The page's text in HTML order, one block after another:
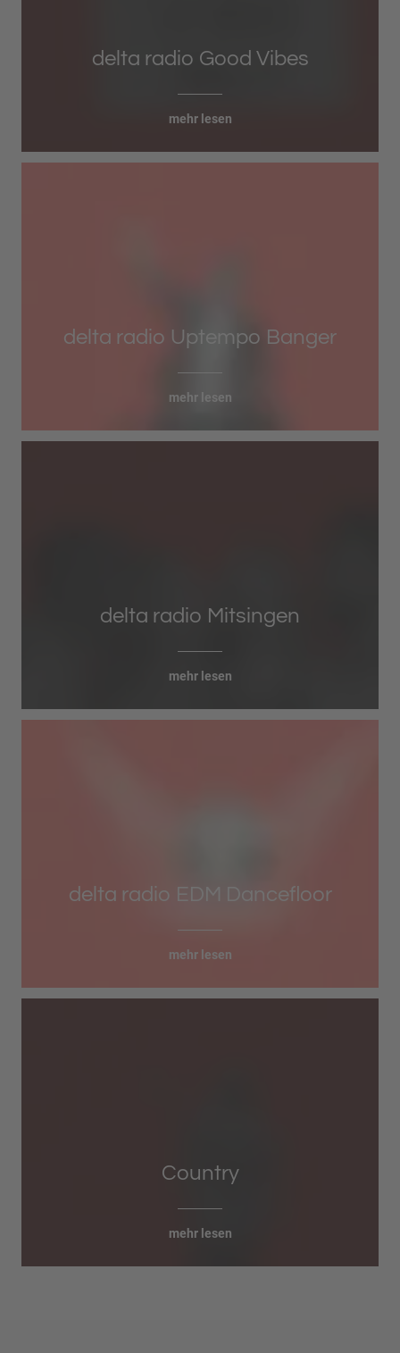
delta radio Good Vibes
mehr lesen
delta radio Uptempo Banger
mehr lesen
delta radio Mitsingen
mehr lesen
delta radio EDM Dancefloor
mehr lesen
Country
mehr lesen